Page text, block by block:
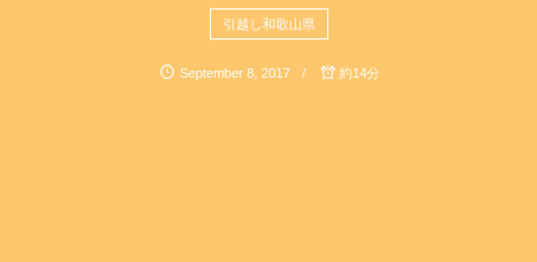
引越し和歌山県
September 8, 2017 約14分